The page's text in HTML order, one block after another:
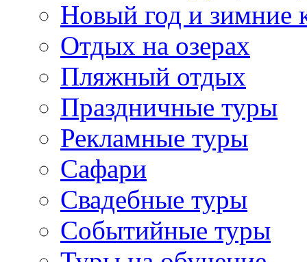
Новый год и зимние
Отдых на озерах
Пляжный отдых
Праздничные туры
Рекламные туры
Сафари
Свадебные туры
Событийные туры